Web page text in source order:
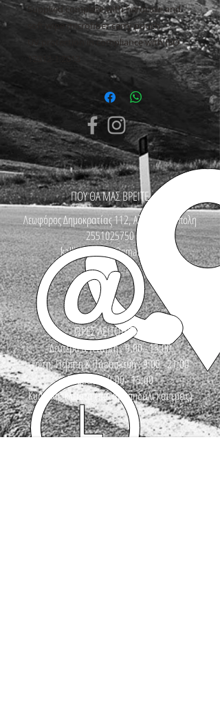
Supplied complete with hardcase and
soft wipe microfiber carry pouch
UV protection in compliance with ISO
12312-1:2013
ΠΟΥ ΘΑ ΜΑΣ ΒΡΕΙΤΕ
Λεωφόρος Δημοκρατίας 112, Αλεξανδρούπολη
2551025750
kallinikosbikes@gmail.com
ΩΡΕΣ ΛΕΙΤΟΥΡΓΙΑΣ
Δευτέρα & Τετάρτη : 9:00 - 15:00
Τρίτη, Πέμπτη & Παρασκευή : 9:00 - 21:00
Σάββατο : 9:00 - 15:00
Κυριακή: κλειστά (πατάμε πηδάλι και εμείς)